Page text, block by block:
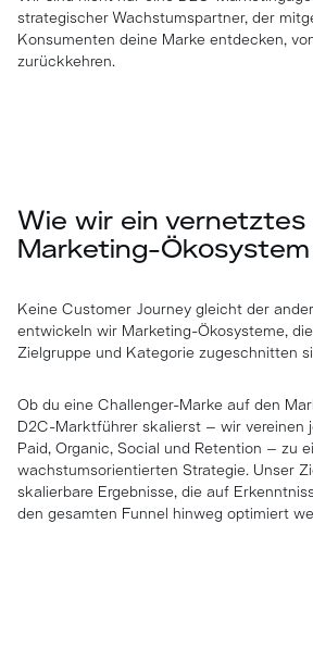
strategischer Wachstumspartner, der
Konsumenten deine Marke entdecken,
zurückkehren.
Wie wir ein vernetztes
Marketing-
Keine Customer Journey gleicht der
entwickeln wir Marketing-Ökosysteme,
Zielgruppe und Kategorie zugeschnitten
Ob du eine Challenger-Marke auf den
D2C-Marktführer skalierst – wir vereinen
Paid, Organic, Social und Retention – zu
wachstumsorientierten Strategie. Unser
skalierbare Ergebnisse, die auf
den gesamten Funnel hinweg optimiert